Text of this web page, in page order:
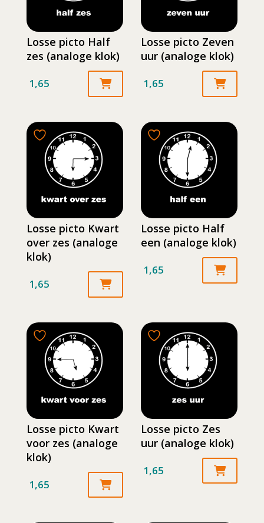
Losse picto Half
zes (analoge klok)
1,65
Losse picto Zeven
uur (analoge klok)
1,65
Losse picto Kwart
over zes (analoge
klok)
1,65
Losse picto Half
een (analoge klok)
1,65
Losse picto Kwart
voor zes (analoge
klok)
1,65
Losse picto Zes
uur (analoge klok)
1,65